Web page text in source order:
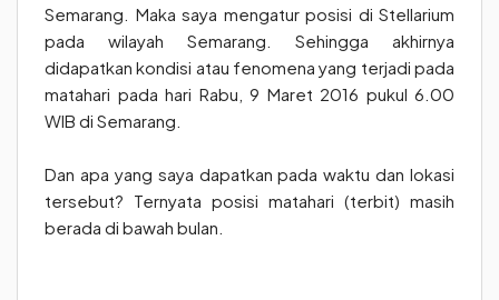
Semarang. Maka saya mengatur posisi di Stellarium
pada wilayah Semarang. Sehingga akhirnya
didapatkan kondisi atau fenomena yang terjadi pada
matahari pada hari Rabu, 9 Maret 2016 pukul 6.00
WIB di Semarang.
Dan apa yang saya dapatkan pada waktu dan lokasi
tersebut? Ternyata posisi matahari (terbit) masih
berada di bawah bulan.